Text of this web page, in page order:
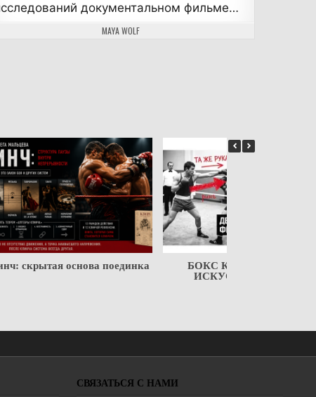
документальном фильме…
АВТОР:
MAYA WOLF
скрытая основа поединка БОКС КАК ВОИНСКОЕ
ИСКУССТВО. глава 2
СВЯЗАТЬСЯ С НАМИ